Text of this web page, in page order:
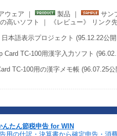
ウェア ｜ 製品 ｜ サン
高いソフト ｜ 《レビュー》 リンク
本語表示プロジェクト (95.12.22公
Card TC-100用漢字入力ソフト
TC-100用の漢字メモ帳 (96.07.25
んたん節税申告 for WIN
用の仕訳・決算書から確定申告・消